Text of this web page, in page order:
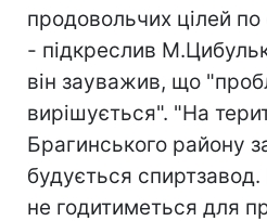
продовольчих цілей
- підкреслив
він зауважив, що
вирішується". "На
Брагинського району
будується
не годитиметься для